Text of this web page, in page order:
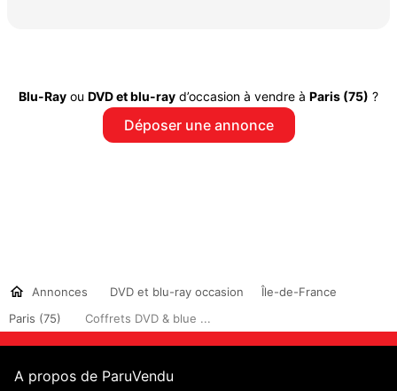
Blu-Ray ou DVD et blu-ray d’occasion à vendre à Paris (75) ?
Déposer une annonce
Annonces DVD et blu-ray occasion
Île-de-France
Paris (75)
Coffrets DVD & blue ...
A propos de ParuVendu